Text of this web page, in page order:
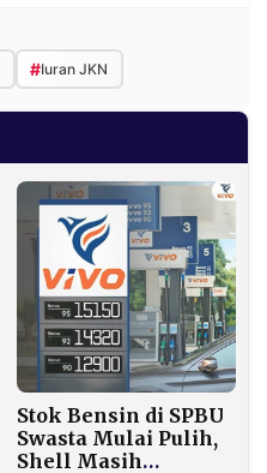
#Iuran JKN
Stok Bensin di SPBU
Swasta Mulai Pulih,
Shell Masih